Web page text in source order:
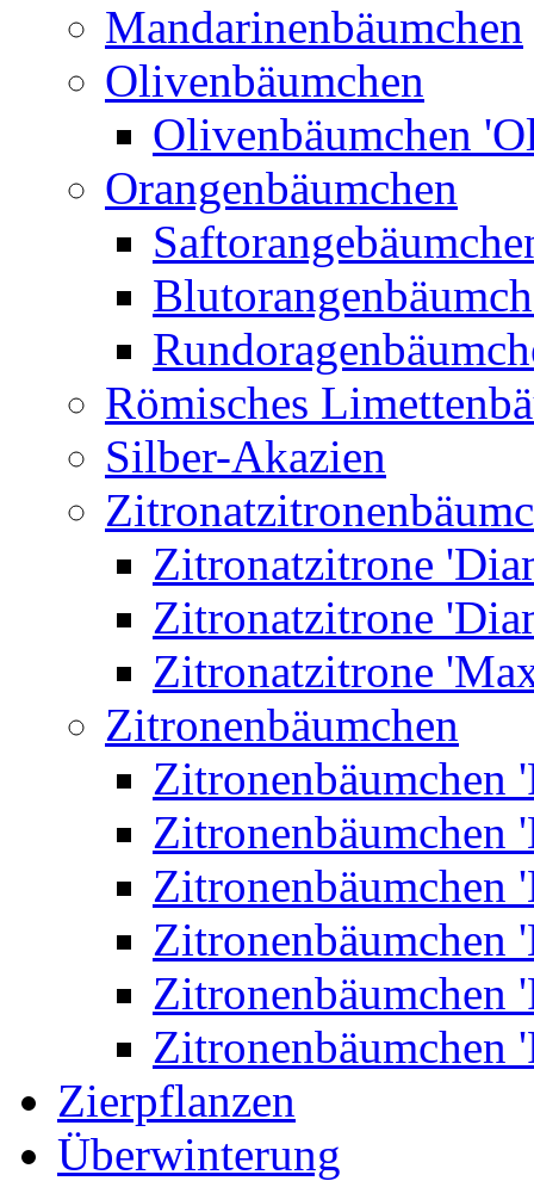
Mandarinenbäumchen
Olivenbäumchen
Olivenbäumchen
Orangenbäumchen
Römisches
Silber-Akazien
Zitronatzitrone
Zitronatzitrone
Zitronatzitrone
Zitronenbäumchen
Zitronenbäumchen
Zitronenbäumchen
Zitronenbäumchen
Zitronenbäumchen
Zitronenbäumchen
Zitronenbäumchen
Zierpflanzen
Überwinterung